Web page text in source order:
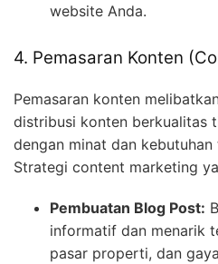
website Anda.
4. Pemasaran Konten
Pemasaran konten
distribusi konten berkualitas
dengan minat dan
Strategi content marketing
Pembuatan Blog Post:
informatif dan menarik
pasar properti, dan